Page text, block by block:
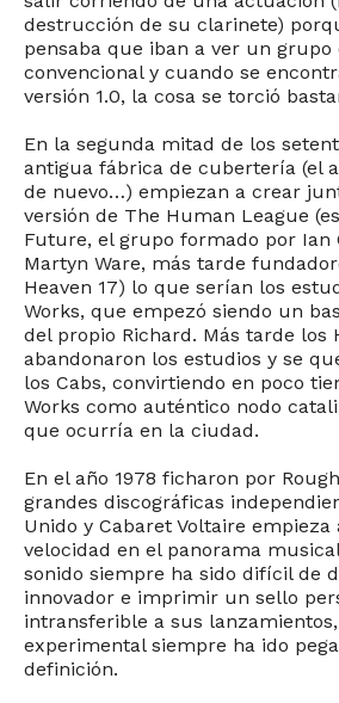
destrucción de su clarinete)
pensaba que iban a ver un grupo
convencional y cuando se
versión 1.0, la cosa se torció
En la segunda mitad de los
antigua fábrica de cubertería (el
de nuevo…) empiezan a crear
versión de The Human League
Future, el grupo formado por Ian
Martyn Ware, más tarde
Heaven 17) lo que serían los
Works, que empezó siendo un
del propio Richard. Más tarde los
abandonaron los estudios y se
los Cabs, convirtiendo en poco
Works como auténtico nodo
que ocurría en la ciudad.
En el año 1978 ficharon por
grandes discográficas
Unido y Cabaret Voltaire empieza
velocidad en el panorama
sonido siempre ha sido difícil de
innovador e imprimir un sello
intransferible a sus
experimental siempre ha ido
definición.